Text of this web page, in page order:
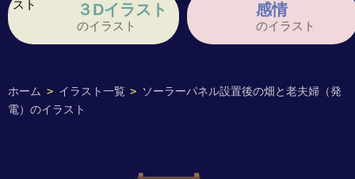
ホーム > イラスト一覧 > ソーラーパネル設置後の畑と老夫婦（発
電）のイラスト
３Dイラスト
のイラスト
感情
のイラスト